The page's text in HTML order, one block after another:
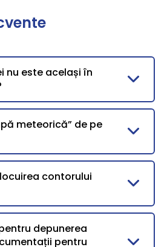
nu este același în
meteorică” de pe
contorului
depunerea
pentru